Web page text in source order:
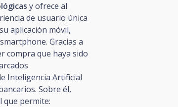
y ofrece al
de usuario única
aplicación móvil,
Gracias a
compra que haya sido
Inteligencia Artificial
Sobre él,
que permite: